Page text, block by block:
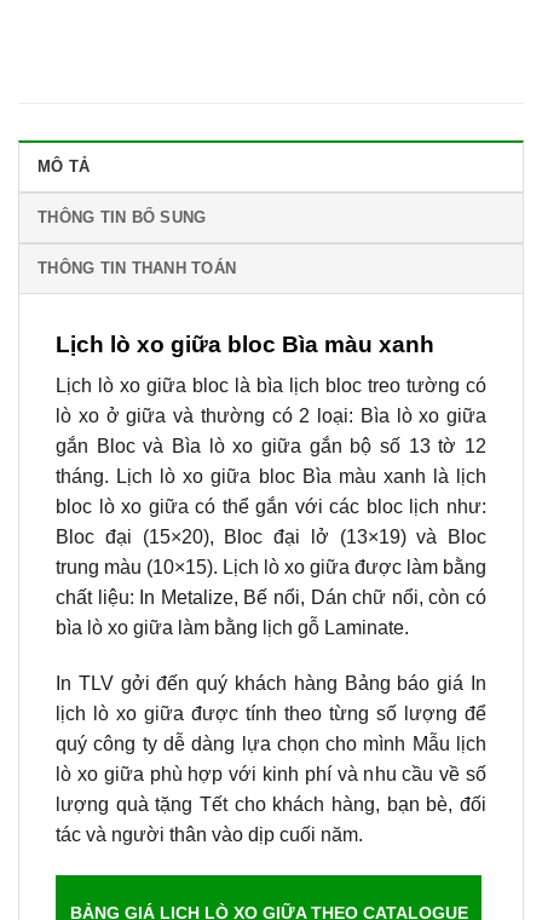
MÔ TẢ
THÔNG TIN BỔ SUNG
THÔNG TIN THANH TOÁN
Lịch lò xo giữa bloc Bìa màu xanh
Lịch lò xo giữa bloc là bìa lịch bloc treo tường có
lò xo ở giữa và thường có 2 loại: Bìa lò xo giữa
gắn Bloc và Bìa lò xo giữa gắn bộ số 13 tờ 12
tháng. Lịch lò xo giữa bloc Bìa màu xanh là lịch
bloc lò xo giữa có thể gắn với các bloc lịch như:
Bloc đại (15×20), Bloc đại lở (13×19) và Bloc
trung màu (10×15). Lịch lò xo giữa được làm bằng
chất liệu: In Metalize, Bế nổi, Dán chữ nổi, còn có
bìa lò xo giữa làm bằng lịch gỗ Laminate.
In TLV gởi đến quý khách hàng Bảng báo giá In
lịch lò xo giữa được tính theo từng số lượng để
quý công ty dễ dàng lựa chọn cho mình Mẫu lịch
lò xo giữa phù hợp với kinh phí và nhu cầu về số
lượng quà tặng Tết cho khách hàng, bạn bè, đối
tác và người thân vào dịp cuối năm.
BẢNG GIÁ LỊCH LÒ XO GIỮA THEO CATALOGUE